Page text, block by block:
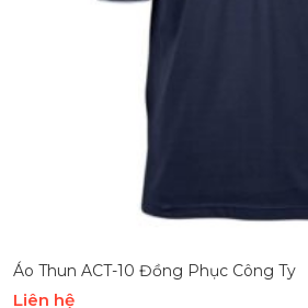
Áo Thun ACT-10 Đồng Phục Công Ty
Liên hệ